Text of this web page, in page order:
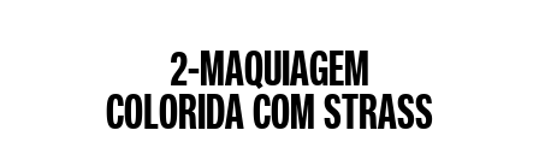
2-MAQUIAGEM
COLORIDA COM STRASS